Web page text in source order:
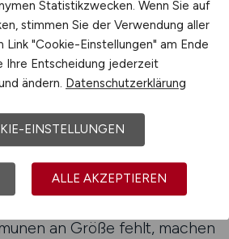
sondern auch
wird.
Nähe und Sinn –
Stärken
an Größe fehlt, machen
Statistikzwecken. Wenn Sie auf
stimmen Sie der Verwendung aller
Link "Cookie-Einstellungen" am Ende
Ihre Entscheidung jederzeit
ändern. Datenschutzerklärung
EINSTELLUNGEN
ALLE AKZEPTIEREN